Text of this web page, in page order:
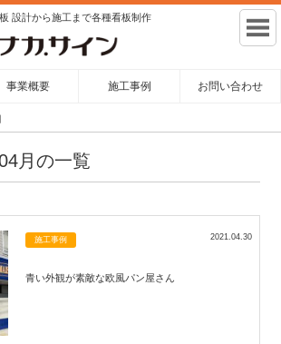
設計から施工まで各種看板制作
事業概要 施工事例 お問い合わせ
月の一覧
施工事例 2021.04.30
青い外観が素敵な欧風パン屋さん